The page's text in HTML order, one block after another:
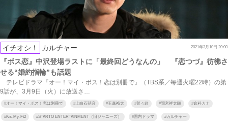
イチオシ！ カルチャー 2021年3月10日 20:00
『ボス恋』中沢登場ラストに「最終回どうなんの」 『恋つづ』彷彿さ
せる“婚約指輪”も話題
テレビドラマ『オー！マイ・ボス！恋は別冊で』（TBS系／毎週火曜22時）の第
9話が、3月9日（火）に放送さ…
#オー！マイ・ボス！恋は別冊で #上白石萌音 #玉森裕太 #菜々緒 #間宮祥太朗 #倉科カナ
#Kis-My-Ft2 #STARTO ENTERTAINMENT（旧ジャニーズ） #国内ドラマ #カルチャー